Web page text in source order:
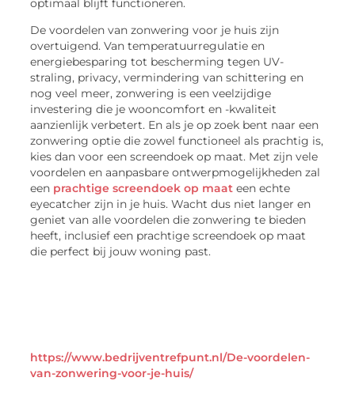
optimaal blijft functioneren.
De voordelen van zonwering voor je huis zijn
overtuigend. Van temperatuurregulatie en
energiebesparing tot bescherming tegen UV-
straling, privacy, vermindering van schittering en
nog veel meer, zonwering is een veelzijdige
investering die je wooncomfort en -kwaliteit
aanzienlijk verbetert. En als je op zoek bent naar een
zonwering optie die zowel functioneel als prachtig is,
kies dan voor een screendoek op maat. Met zijn vele
voordelen en aanpasbare ontwerpmogelijkheden zal
een prachtige screendoek op maat een echte
eyecatcher zijn in je huis. Wacht dus niet langer en
geniet van alle voordelen die zonwering te bieden
heeft, inclusief een prachtige screendoek op maat
die perfect bij jouw woning past.
https://www.bedrijventrefpunt.nl/De-voordelen-
van-zonwering-voor-je-huis/